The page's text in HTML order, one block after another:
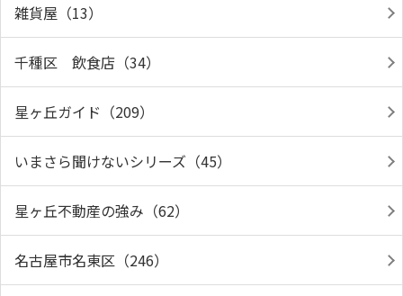
雑貨屋（13）
千種区 飲食店（34）
星ヶ丘ガイド（209）
いまさら聞けないシリーズ（45）
星ヶ丘不動産の強み（62）
名古屋市名東区（246）